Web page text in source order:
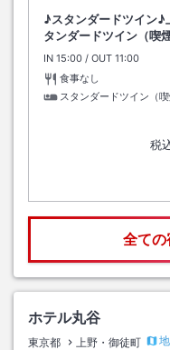
♪スタンダードツイン♪
タンダードツイン（喫
IN チェックイン
15:00 / OUT チェックア
11:00
食事なし
スタンダードツイン（喫
税
全ての
ホテル丸谷
東京都 上野・御徒町